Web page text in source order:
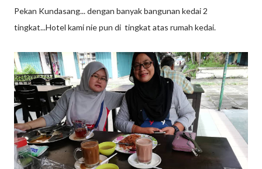
Pekan Kundasang... dengan banyak bangunan kedai 2
tingkat...Hotel kami nie pun di tingkat atas rumah kedai.